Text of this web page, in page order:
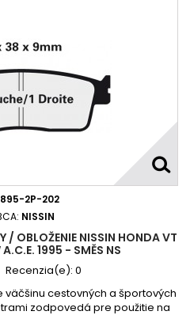
2P-202
NISSIN
/ OBLOŽENIE NISSIN HONDA VT
1995 - SMĚS NS
Recenzia(e): 0
cestovných a športových
zodpovedá pre použitie na